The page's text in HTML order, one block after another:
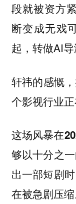
段就被资方
断变成无戏
起，转做AI导
轩祎的感慨
个影视行业正
这场风暴在
够以十分之
出一部短剧
在被急剧压缩